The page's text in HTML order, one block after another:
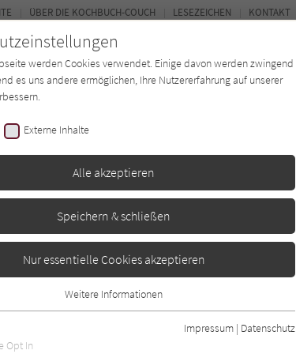
Autor*in Magazin
ÜBER DIE KOCHBUCH-COUCH LESEZEICHEN KONTAKT
werden Cookies verwendet. Einige davon werden zwingend
es uns andere ermöglichen, Ihre Nutzererfahrung auf unserer
Externe Inhalte
Alle akzeptieren
Speichern & schließen
Nur essentielle Cookies akzeptieren
werden für grundlegende Funktionen der Webseite
ist gewährleistet, dass die Webseite einwandfrei
Weitere Informationen
Opt In
Impressum | Datenschutz